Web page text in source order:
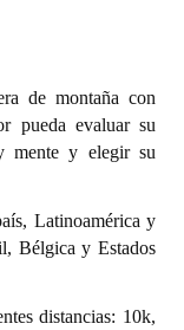
de montaña con
pueda evaluar su
mente y elegir su
Latinoamérica y
Bélgica y Estados
distancias: 10k,